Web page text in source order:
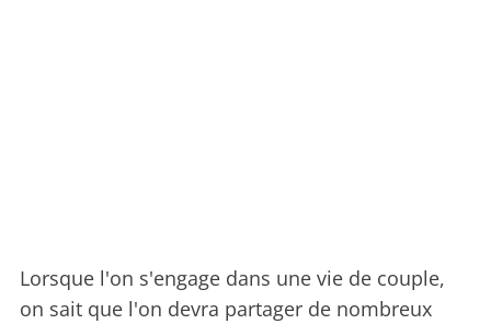
Lorsque l'on s'engage dans une vie de couple,
on sait que l'on devra partager de nombreux